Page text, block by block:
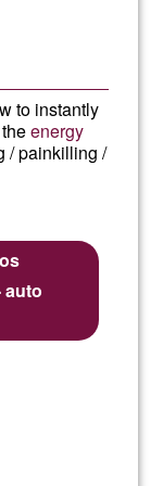
to instantly
theenergy
/ painkilling /
auto